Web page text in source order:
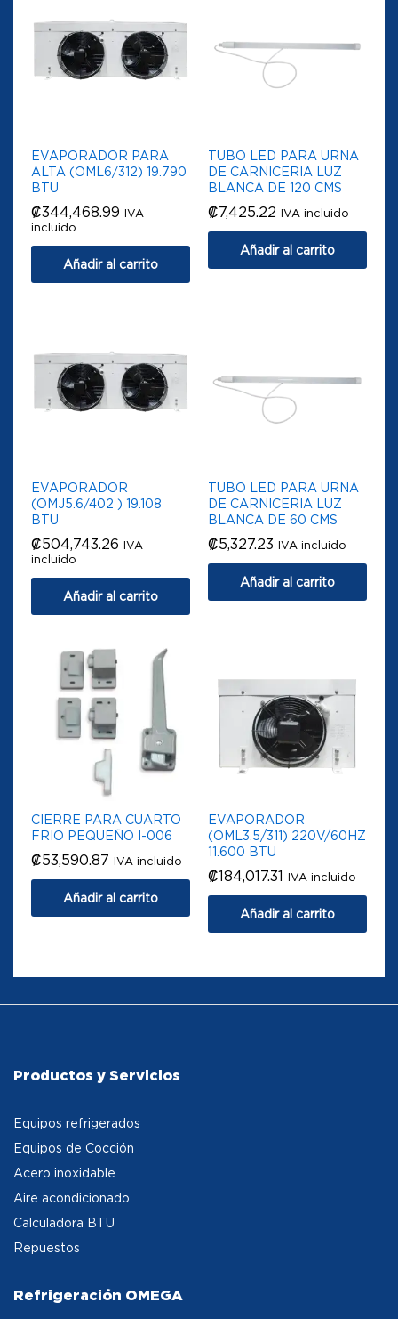
EVAPORADOR PARA
ALTA (OML6/312) 19.790
BTU
₡344,468.99 IVA
incluido
Añadir al carrito
TUBO LED PARA URNA
DE CARNICERIA LUZ
BLANCA DE 120 CMS
₡7,425.22 IVA incluido
Añadir al carrito
EVAPORADOR
(OMJ5.6/402 ) 19.108
BTU
₡504,743.26 IVA
incluido
Añadir al carrito
TUBO LED PARA URNA
DE CARNICERIA LUZ
BLANCA DE 60 CMS
₡5,327.23 IVA incluido
Añadir al carrito
CIERRE PARA CUARTO
FRIO PEQUEÑO I-006
₡53,590.87 IVA incluido
Añadir al carrito
EVAPORADOR
(OML3.5/311) 220V/60HZ
11.600 BTU
₡184,017.31 IVA incluido
Añadir al carrito
Productos y Servicios
Equipos refrigerados
Equipos de Cocción
Acero inoxidable
Aire acondicionado
Calculadora BTU
Repuestos
Refrigeración OMEGA